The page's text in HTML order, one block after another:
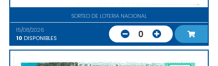
SORTEO DE LOTERIA NACIONAL
15/08/2026
10 DISPONIBLES 0